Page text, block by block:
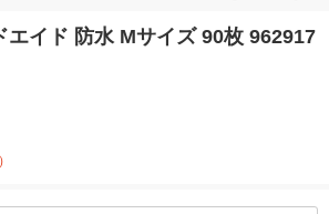
エイド 防水 Mサイズ 90枚 962917